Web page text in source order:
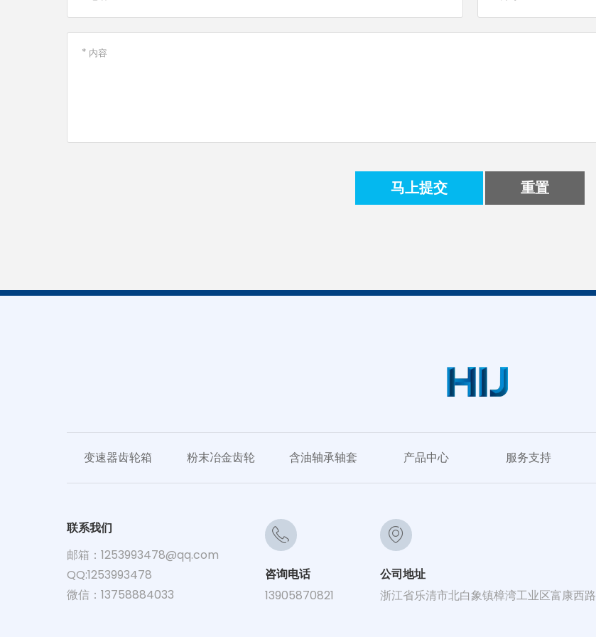
马上提交 重置
变速器齿轮箱 粉末冶金齿轮 含油轴承轴套 产品中心 服务支持
联系我们
邮箱：1253993478@qq.com
QQ:1253993478
微信：13758884033
咨询电话
13905870821
公司地址
浙江省乐清市北白象镇樟湾工业区富康西路